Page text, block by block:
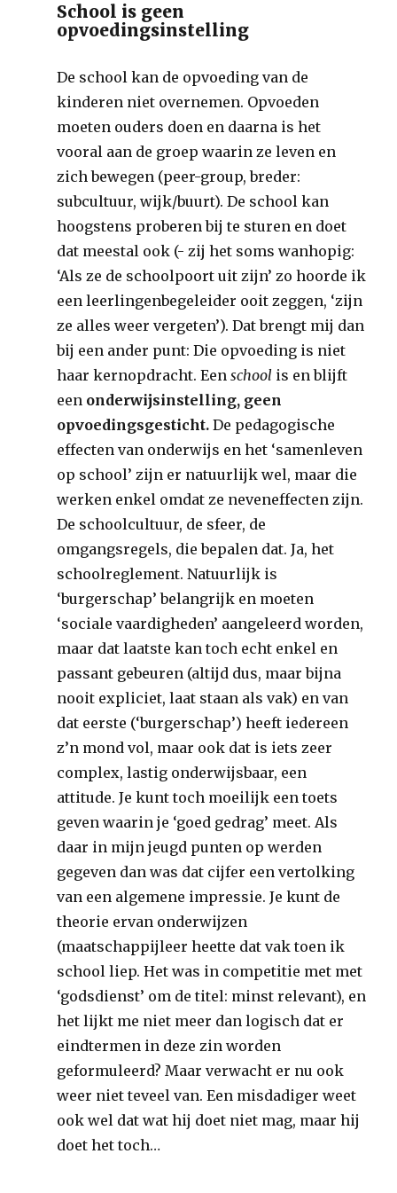
School is geen
opvoedingsinstelling
De school kan de opvoeding van de
kinderen niet overnemen. Opvoeden
moeten ouders doen en daarna is het
vooral aan de groep waarin ze leven en
zich bewegen (peer-group, breder:
subcultuur, wijk/buurt). De school kan
hoogstens proberen bij te sturen en doet
dat meestal ook (- zij het soms wanhopig:
‘Als ze de schoolpoort uit zijn’ zo hoorde ik
een leerlingenbegeleider ooit zeggen, ‘zijn
ze alles weer vergeten’). Dat brengt mij dan
bij een ander punt: Die opvoeding is niet
haar kernopdracht. Eenschool is en blijft
een onderwijsinstelling, geen
opvoedingsgesticht. De pedagogische
effecten van onderwijs en het ‘samenleven
op school’ zijn er natuurlijk wel, maar die
werken enkel omdat ze neveneffecten zijn.
De schoolcultuur, de sfeer, de
omgangsregels, die bepalen dat. Ja, het
schoolreglement. Natuurlijk is
‘burgerschap’ belangrijk en moeten
‘sociale vaardigheden’ aangeleerd worden,
maar dat laatste kan toch echt enkel en
passant gebeuren (altijd dus, maar bijna
nooit expliciet, laat staan als vak) en van
dat eerste (‘burgerschap’) heeft iedereen
z’n mond vol, maar ook dat is iets zeer
complex, lastig onderwijsbaar, een
attitude. Je kunt toch moeilijk een toets
geven waarin je ‘goed gedrag’ meet. Als
daar in mijn jeugd punten op werden
gegeven dan was dat cijfer een vertolking
van een algemene impressie. Je kunt de
theorie ervan onderwijzen
(maatschappijleer heette dat vak toen ik
school liep. Het was in competitie met met
‘godsdienst’ om de titel: minst relevant), en
het lijkt me niet meer dan logisch dat er
eindtermen in deze zin worden
geformuleerd? Maar verwacht er nu ook
weer niet teveel van. Een misdadiger weet
ook wel dat wat hij doet niet mag, maar hij
doet het toch…